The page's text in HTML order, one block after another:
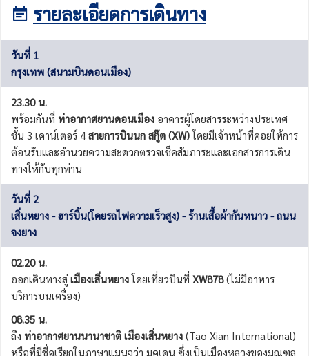
รายละเอียดการเดินทาง
วันที่ 1
กรุงเทพ (สนามบินดอนเมือง)
23.30 น.
พร้อมกันที่ ท่าอากาศยานดอนเมือง อาคารผู้โดยสารระหว่างประเทศ
ชั้น 3 เคาน์เตอร์ 4 สายการบินนก สกู๊ต (XW)โดยมีเจ้าหน้าที่คอยให้การ
ต้อนรับและอำนวยความสะดวกตรวจเช็คสัมภาระและเอกสารการเดิน
ทางให้กับทุกท่าน
วันที่ 2
เสิ่นหยาง - ฮาร์บิ้น(โดยรถไฟความเร็วสูง) - ร้านเสื้อผ้ากันหนาว - ถนน
จงยาง
02.20 น.
ออกเดินทางสู่ เมืองเสิ่นหยางโดยเที่ยวบินที่ XW878(ไม่มีอาหาร
บริการบนเครื่อง)
08.35 น.
ถึง ท่าอากาศยานนานาชาติ เมืองเสิ่นหยาง (Tao Xian International)
หรือที่มีชื่อเรียกในภาษาแมนจูว่า มุคเดน ซึ่งเป็นเมืองหลวงของมณฑล